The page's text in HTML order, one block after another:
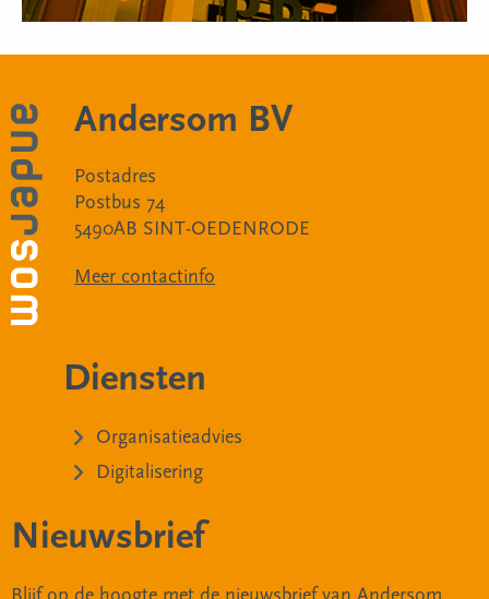
Andersom BV
Postadres
Postbus 74
5490AB SINT-OEDENRODE
Meer contactinfo
Diensten
Organisatieadvies
Digitalisering
Nieuwsbrief